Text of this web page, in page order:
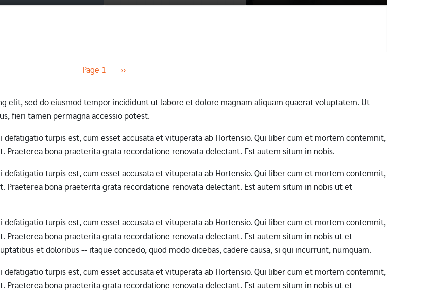
Page 1 Next page
››
elit, sed do eiusmod tempor incididunt ut labore et dolore magnam aliquam quaerat voluptatem. Ut
fieri tamen permagna accessio potest.
turpis est, cum esset accusata et vituperata ab Hortensio. Qui liber cum et mortem contemnit,
Praeterea bona praeterita grata recordatione renovata delectant. Est autem situm in nobis.
turpis est, cum esset accusata et vituperata ab Hortensio. Qui liber cum et mortem contemnit,
Praeterea bona praeterita grata recordatione renovata delectant. Est autem situm in nobis ut et
turpis est, cum esset accusata et vituperata ab Hortensio. Qui liber cum et mortem contemnit,
Praeterea bona praeterita grata recordatione renovata delectant. Est autem situm in nobis ut et
et doloribus -- itaque concedo, quod modo dicebas, cadere causa, si qui incurrunt, numquam.
turpis est, cum esset accusata et vituperata ab Hortensio. Qui liber cum et mortem contemnit,
Praeterea bona praeterita grata recordatione renovata delectant. Est autem situm in nobis ut et